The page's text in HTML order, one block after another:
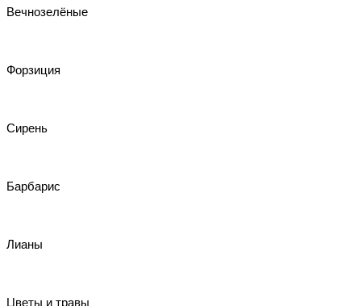
Вечнозелёные
Форзиция
Сирень
Барбарис
Лианы
Цветы и травы